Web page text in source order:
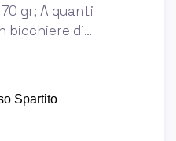
gr; A quanti
bicchiere di…
Spartito